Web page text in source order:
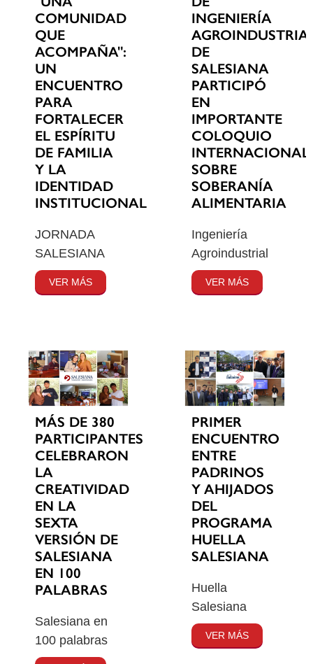
COMUNIDAD
QUE
ACOMPAÑA":
UN
ENCUENTRO
PARA
FORTALECER
EL ESPÍRITU
DE FAMILIA
Y LA
IDENTIDAD
INSTITUCIONAL
JORNADA
SALESIANA
VER MÁS
INGENIERÍA
DE
SALESIANA
PARTICIPÓ
EN
IMPORTANTE
COLOQUIO
INTERNACIONAL
SOBRE
SOBERANÍA
ALIMENTARIA
Ingeniería
Agroindustrial
VER MÁS
MÁS DE 380
PARTICIPANTES
CELEBRARON
LA
CREATIVIDAD
EN LA
SEXTA
VERSIÓN DE
SALESIANA
EN 100
PALABRAS
Salesiana en
100 palabras
PRIMER
ENCUENTRO
ENTRE
PADRINOS
Y AHIJADOS
DEL
PROGRAMA
HUELLA
SALESIANA
Huella
Salesiana
VER MÁS